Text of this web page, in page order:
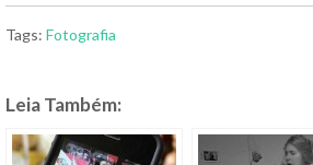
Tags: Fotografia
Leia Também: